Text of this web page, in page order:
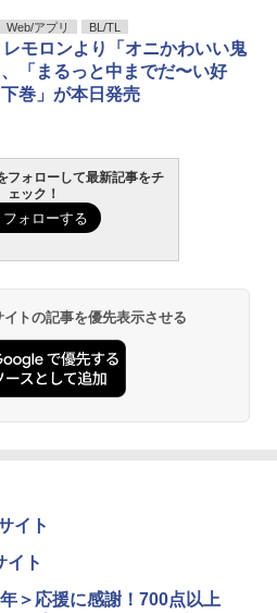
46 藤嶌果歩 1st写真集 果実の歩
央1st写真集 まおのこと、
Web/アプリ BL/TL
モロンより「オニかわいい鬼
「まるっと中までだ〜い好
巻」が本日発売
フォローして最新記事をチ
ェック！
トの記事を優先表示させる
イト
イト
＞応援に感謝！700点以上